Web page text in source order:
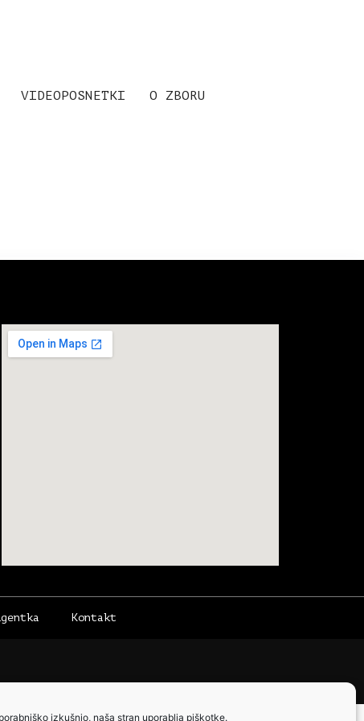
izkušnjo, naša stran uporablja piškotke.
VIDEOPOSNETKI O ZBORU
Kontakt